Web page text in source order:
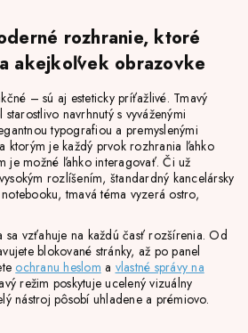
rozhranie, ktoré
akejkoľvek obrazovke
– sú aj esteticky príťažlivé. Tmavý
navrhnutý s vyváženými
typografiou a premyslenými
ktorým je každý prvok rozhrania ľahko
je možné ľahko interagovať. Či už
rozlíšením, štandardný kancelársky
tmavá téma vyzerá ostro,
sa vzťahuje na každú časť rozšírenia. Od
blokované stránky, až po panel
ochranu heslom a vlastné správy na
režim poskytuje ucelený vizuálny
nástroj pôsobí uhladene a prémiovo.